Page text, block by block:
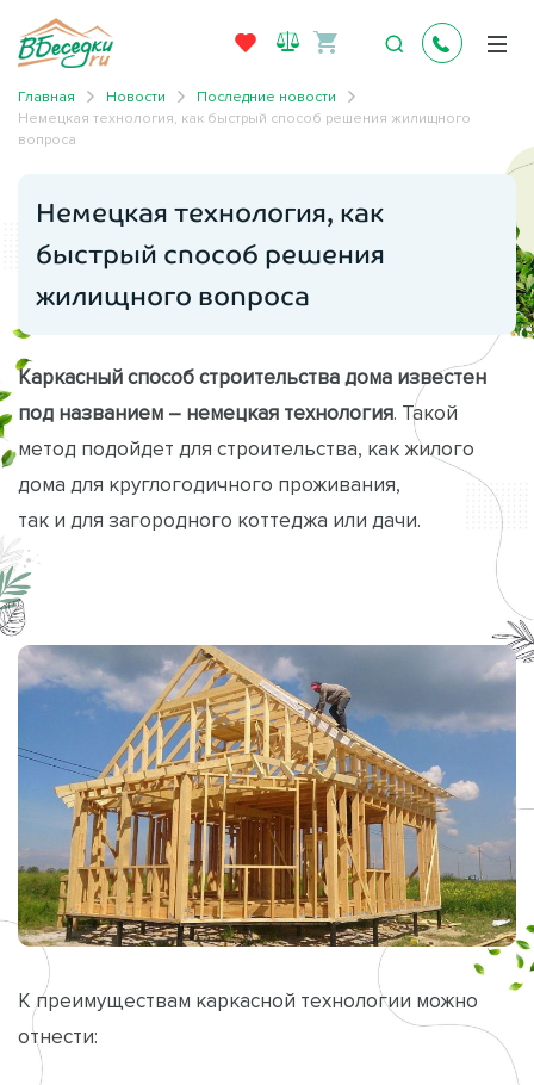
Главная Новости
Последние новости
Немецкая технология, как быстрый способ решения жилищного
вопроса
Немецкая технология, как
быстрый способ решения
жилищного вопроса
Каркасный способ строительства дома известен
под названием – немецкая технология . Такой
метод подойдет для строительства, как жилого
дома для круглогодичного проживания,
так и для загородного коттеджа или дачи.
К преимуществам каркасной технологии можно
отнести: